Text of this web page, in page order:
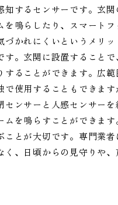
するセンサーです。玄
鳴らしたり、スマート
かれにくいというメリ
。玄関に設置すること
ることができます。広
使用することもできま
ンサーと人感センサー
を鳴らすことができま
とが大切です。専門業
、日頃からの見守りや